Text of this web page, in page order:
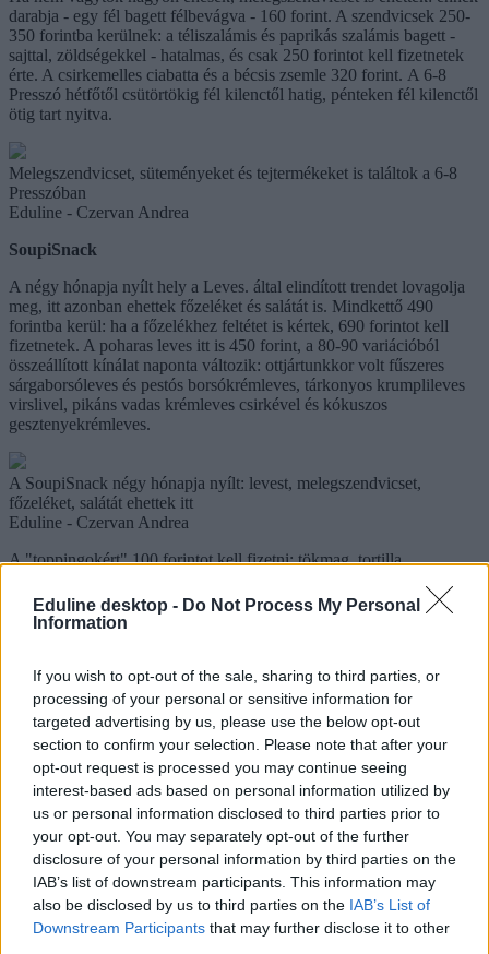
Eduline desktop - Do Not Process My Personal
Information
If you wish to opt-out of the sale, sharing to third parties, or
processing of your personal or sensitive information for
targeted advertising by us, please use the below opt-out
section to confirm your selection. Please note that after your
opt-out request is processed you may continue seeing
interest-based ads based on personal information utilized by
us or personal information disclosed to third parties prior to
your opt-out. You may separately opt-out of the further
disclosure of your personal information by third parties on the
IAB’s list of downstream participants. This information may
also be disclosed by us to third parties on the IAB’s List of
Downstream Participants that may further disclose it to other
darabja - egy fél bagett félbevágva - 160 forint. A szendvicsek 250-
350 forintba kerülnek: a téliszalámis és paprikás szalámis bagett -
sajttal, zöldségekkel - hatalmas, és csak 250 forintot kell fizetnetek
érte. A csirkemelles ciabatta és a bécsis zsemle 320 forint. A 6-8
Presszó hétfőtől csütörtökig fél kilenctől hatig, pénteken fél kilenctől
ötig tart nyitva.
Melegszendvicset, süteményeket és tejtermékeket is találtok a 6-8
Presszóban
Eduline - Czervan Andrea
SoupiSnack
A négy hónapja nyílt hely a Leves. által elindított trendet lovagolja
meg, itt azonban ehettek főzeléket és salátát is. Mindkettő 490
forintba kerül: ha a főzelékhez feltétet is kértek, 690 forintot kell
fizetnetek. A poharas leves itt is 450 forint, a 80-90 variációból
összeállított kínálat naponta változik: ottjártunkkor volt fűszeres
sárgaborsóleves és pestós borsókrémleves, tárkonyos krumplileves
virslivel, pikáns vadas krémleves csirkével és kókuszos
gesztenyekrémleves.
A SoupiSnack négy hónapja nyílt: levest, melegszendvicset,
főzeléket, salátát ehettek itt
Eduline - Czervan Andrea
A "toppingokért" 100 forintot kell fizetni: tökmag, tortilla,
csokoládéforgács és szeletelt mandula szerepel a kínálatban. A
melegszendvics - ebből körülbelül tizenötfélét készítenek - 450
lehetett kérni. A leves+melegszendvics menü 850 forintba kerül, ha
pedig a melegszendvics mellé üdítőt kértek, 690 forintot kell
fizetnetek. A SoupiSnack hétfőtől péntekig, 11-től 19 óráig tart
nyitva.
Ha ahhoz van kedvetek, le is ülhettek megenni az ebédet
Eduline - Czervan Andrea
Púpozott Merőkanál
A Kálvin téri önkiszolgáló étterem a Szörppel egy térben, hétfőtől
péntekig, 11 órától 16-ig van nyitva: a hely nevéhez hűen bőséges
adagokat kaptok. A lenti és a fenti rész is egyformán hangulatos, az